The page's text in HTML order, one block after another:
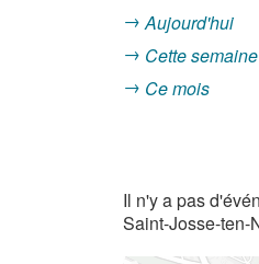
Aujourd'hui
Cette semaine
Ce mois
Il n'y a pas
Saint-Josse-ten-